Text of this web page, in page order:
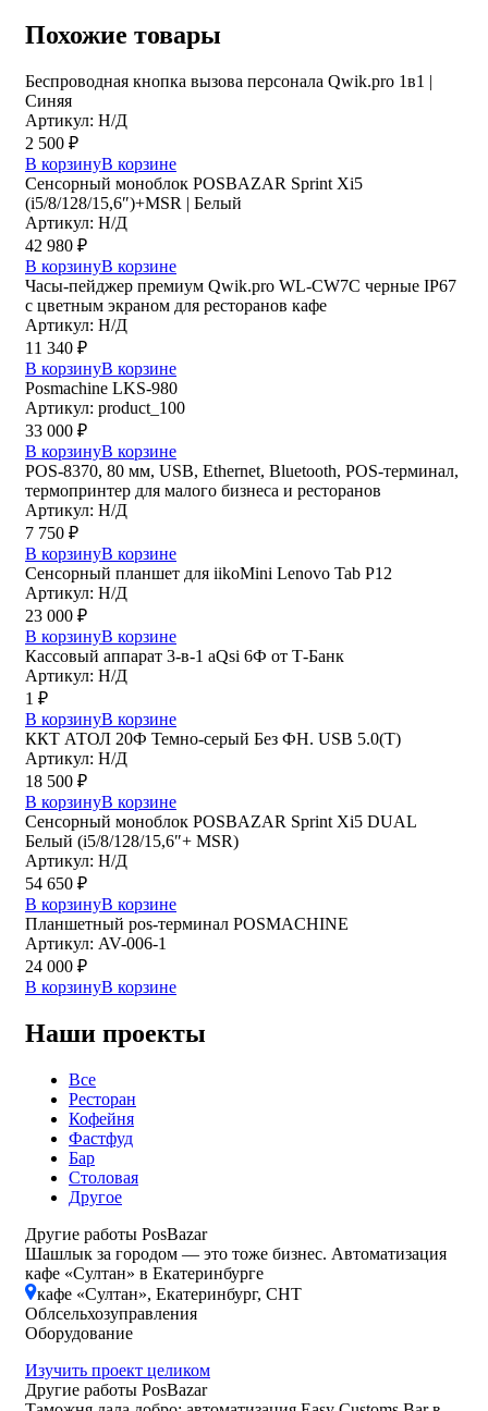
Похожие товары
Беспроводная кнопка вызова персонала Qwik.pro 1в1 |
Cиняя
Артикул: Н/Д
2 500 ₽
В корзинуВ корзине
Сенсорный моноблок POSBAZAR Sprint Хi5
(i5/8/128/15,6″)+MSR | Белый
Артикул: Н/Д
42 980 ₽
В корзинуВ корзине
Часы-пейджер премиум Qwik.pro WL-CW7C черные IP67
с цветным экраном для ресторанов кафе
Артикул: Н/Д
11 340 ₽
В корзинуВ корзине
Posmaсhine LKS-980
Артикул: product_100
33 000 ₽
В корзинуВ корзине
POS-8370, 80 мм, USB, Ethernet, Bluetooth, POS-терминал,
термопринтер для малого бизнеса и ресторанов
Артикул: Н/Д
7 750 ₽
В корзинуВ корзине
Сенсорный планшет для iikoMini Lenovo Tab P12
Артикул: Н/Д
23 000 ₽
В корзинуВ корзине
Кассовый аппарат 3-в-1 aQsi 6Ф от Т-Банк
Артикул: Н/Д
1 ₽
В корзинуВ корзине
ККТ АТОЛ 20Ф Темно-серый Без ФН. USB 5.0(Т)
Артикул: Н/Д
18 500 ₽
В корзинуВ корзине
Сенсорный моноблок POSBAZAR Sprint Хi5 DUAL
Белый (i5/8/128/15,6″+ MSR)
Артикул: Н/Д
54 650 ₽
В корзинуВ корзине
Планшетный pos-терминал POSMACHINE
Артикул: AV-006-1
24 000 ₽
В корзинуВ корзине
Наши проекты
Все
Ресторан
Кофейня
Фастфуд
Бар
Столовая
Другое
Другие работы PosBazar
Шашлык за городом — это тоже бизнес. Автоматизация
кафе «Султан» в Екатеринбурге
кафе «Султан», Екатеринбург, СНТ
Облсельхозуправления
Оборудование
Изучить проект целиком
Другие работы PosBazar